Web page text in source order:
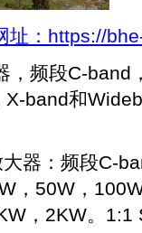
址：https://
，频段C-band
X-band和
器：频段C-
，50W，
，2KW。1:1